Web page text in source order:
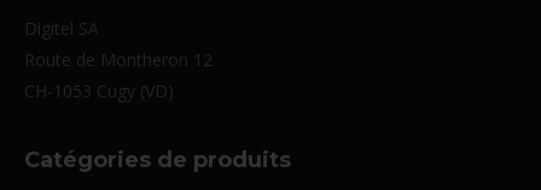
Digitel SA
Route de Montheron 12
CH-1053 Cugy (VD)
Catégories de produits